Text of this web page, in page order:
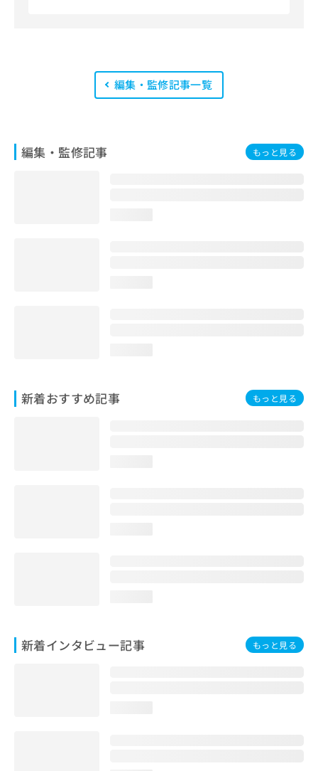
をわかりやすく整理し、最新の公式情
報にもとづいて発信しています。
会が実施する「YMAA（薬機法・医療
法適法広告取扱個人認証規格）」講習
編集・監修記事一覧
編集・監修記事 もっと見る
新着おすすめ記事 もっと見る
新着インタビュー記事 もっと見る